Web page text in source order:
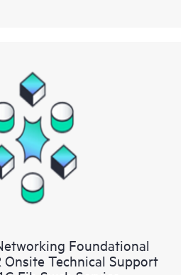
Foundational
Onsite Technical Support